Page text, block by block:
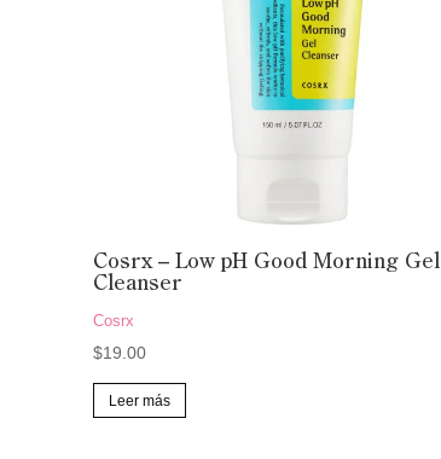
Cosrx – Low pH Good Morning Gel
Cleanser
Cosrx
$19.00
Leer más